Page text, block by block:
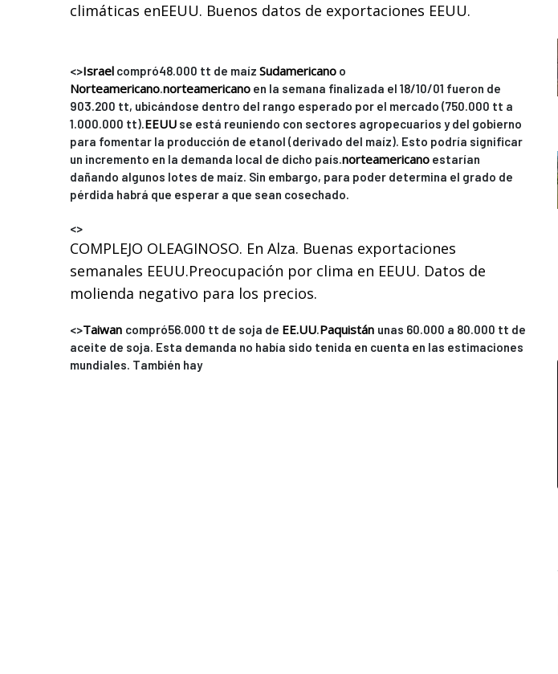
climáticas enEEUU. Buenos datos de exportaciones EEUU.
<>Israel compró48.000 tt de maíz Sudamericano o
Norteamericano.norteamericano en la semana finalizada el 18/10/01 fueron de
903.200 tt, ubicándose dentro del rango esperado por el mercado (750.000 tt a
1.000.000 tt).EEUU se está reuniendo con sectores agropecuarios y del gobierno
para fomentar la producción de etanol (derivado del maíz). Esto podría significar
un incremento en la demanda local de dicho país.norteamericano estarían
dañando algunos lotes de maíz. Sin embargo, para poder determina el grado de
pérdida habrá que esperar a que sean cosechado.
<>
COMPLEJO OLEAGINOSO. En Alza. Buenas exportaciones
semanales EEUU.Preocupación por clima en EEUU. Datos de
molienda negativo para los precios.
<>Taiwan compró56.000 tt de soja de EE.UU.Paquistán unas 60.000 a 80.000 tt de
aceite de soja. Esta demanda no había sido tenida en cuenta en las estimaciones
mundiales. También hay